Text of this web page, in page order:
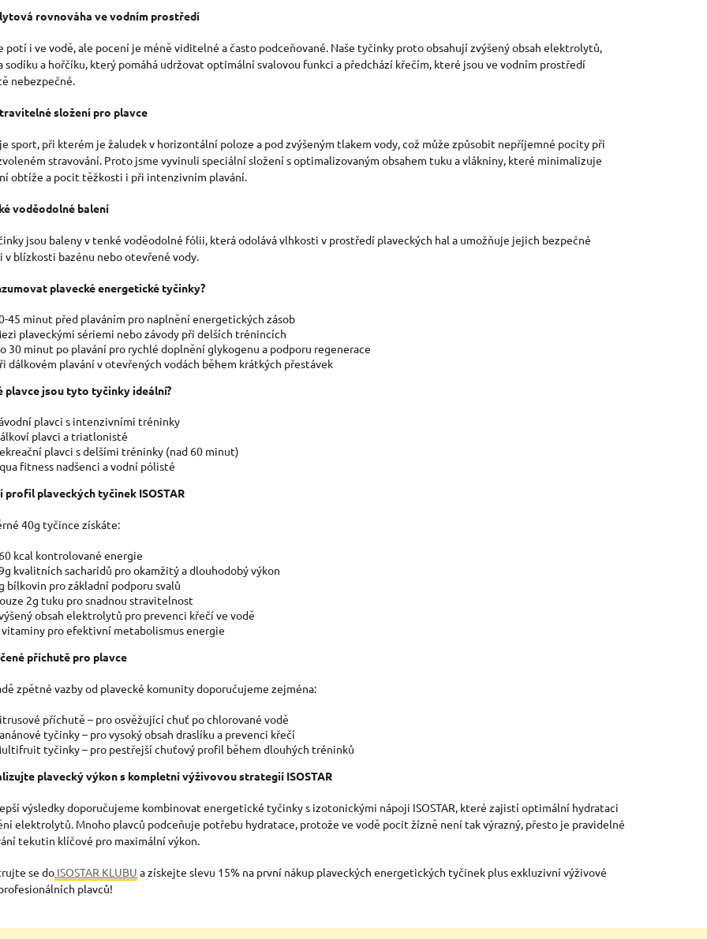
R
V
V
Ý
S
rovnováha ve vodním prostředí
potí i ve vodě, ale pocení je méně viditelné a často podceňované. Naše tyčinky proto obsahují zvýšený obsah elektrolytů,
sodíku a hořčíku, který pomáhá udržovat optimální svalovou funkci a předchází křečím, které jsou ve vodním prostředí
nebezpečné.
složení pro plavce
sport, při kterém je žaludek v horizontální poloze a pod zvýšeným tlakem vody, což může způsobit nepříjemné pocity při
stravování. Proto jsme vyvinuli speciální složení s optimalizovaným obsahem tuku a vlákniny, které minimalizuje
obtíže a pocit těžkosti i při intenzivním plavání.
voděodolné balení
jsou baleny v tenké voděodolné fólii, která odolává vlhkosti v prostředí plaveckých hal a umožňuje jejich bezpečné
v blízkosti bazénu nebo otevřené vody.
plavecké energetické tyčinky?
45 minut před plaváním pro naplnění energetických zásob
plaveckými sériemi nebo závody při delších trénincích
30 minut po plavání pro rychlé doplnění glykogenu a podporu regenerace
dálkovém plavání v otevřených vodách během krátkých přestávek
plavce jsou tyto tyčinky ideální?
plavci s intenzivními tréninky
plavci a triatlonisté
plavci s delšími tréninky (nad 60 minut)
fitness nadšenci a vodní pólisté
profil plaveckých tyčinek ISOSTAR
40g tyčince získáte:
kcal kontrolované energie
kvalitních sacharidů pro okamžitý a dlouhodobý výkon
bílkovin pro základní podporu svalů
2g tuku pro snadnou stravitelnost
obsah elektrolytů pro prevenci křečí ve vodě
vitaminy pro efektivní metabolismus energie
příchutě pro plavce
zpětné vazby od plavecké komunity doporučujeme zejména:
příchutě – pro osvěžující chuť po chlorované vodě
tyčinky – pro vysoký obsah draslíku a prevenci křečí
tyčinky – pro pestřejší chuťový profil během dlouhých tréninků
plavecký výkon s kompletní výživovou strategií ISOSTAR
výsledky doporučujeme kombinovat energetické tyčinky s izotonickými nápoji ISOSTAR, které zajistí optimální hydrataci
elektrolytů. Mnoho plavců podceňuje potřebu hydratace, protože ve vodě pocit žízně není tak výrazný, přesto je pravidelné
tekutin klíčové pro maximální výkon.
se do ISOSTAR KLUBU a získejte slevu 15% na první nákup plaveckých energetických tyčinek plus exkluzivní výživové
plavců!